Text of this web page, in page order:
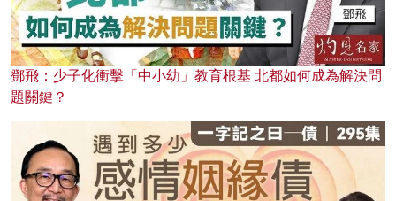
鄧飛：少子化衝擊「中小幼」教育根基 北都如何成為解決問
題關鍵？